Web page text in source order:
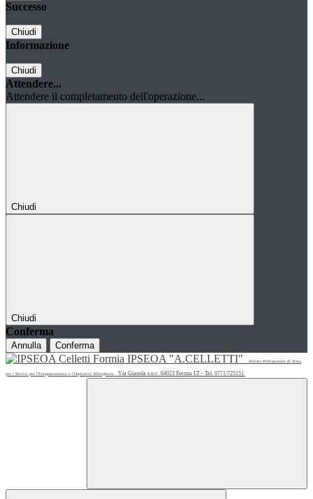
Successo
Chiudi
Informazione
Chiudi
Attendere...
Attendere il completamento dell'operazione...
Chiudi
Chiudi
Conferma
Annulla Conferma
IPSEOA "A.CELLETTI" Istituto Professionale di Stato
per i Servizi per l'Enogastronomia e l'Ospitalità Alberghiera Via Gianola s.n.c. 04023 Formia LT - Tel. 0771/725151